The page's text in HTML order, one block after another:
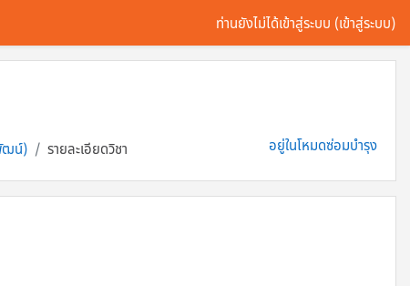
ท่านยังไม่ได้เข้าสู่ระบบ (เข้าสู่ระบบ)
ฒน์) รายละเอียดวิชา อยู่ในโหมดซ่อมบำรุง